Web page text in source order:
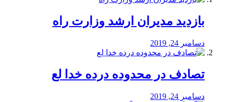
بازدید مدیران ارشد وزارت راه
دسامبر 24, 2019
تصادف در محدوده درده خدا لع
دسامبر 24, 2019